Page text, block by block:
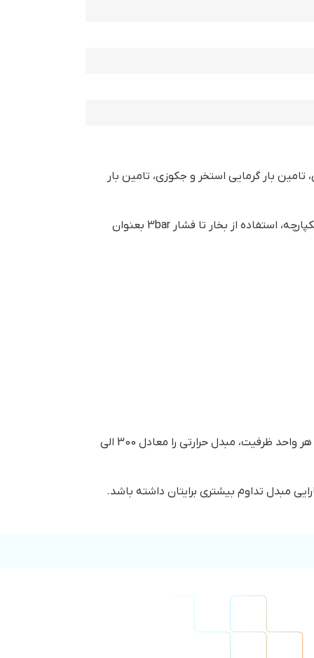
آب گرم مصرفی، تامین بار گرمایی استخر و جکوزی، تامین بار
حداکثر فشار کار مبدل حرارتی صفحه ای هپاکو مدل HP-750 معادل 30 bar است. در مبدل‌های حرارتی صفحه ای هپاکو یکپارچه، استفاده از بخار تا فشار 3bar بعنوان
درصورت انتخاب و خرید مبدل حرارتی صفحه ای هپاکو جهت تامین آب گرم بهداشتی ساختمان های مسکونی، حتما به ازاء هر واحد ظرفیت، مبدل حرارتی را معادل 300 الی
مبدل تداوم بیشتری برایتان داشته باشد.